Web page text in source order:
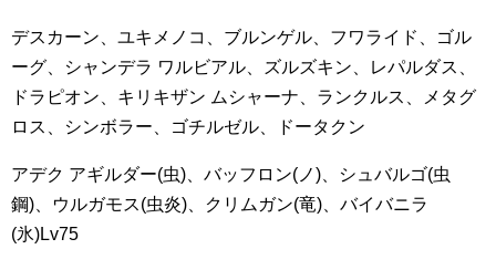
デスカーン、ユキメノコ、ブルンゲル、フワライド、ゴル
ーグ、シャンデラ ワルビアル、ズルズキン、レパルダス、
ドラピオン、キリキザン ムシャーナ、ランクルス、メタグ
ロス、シンボラー、ゴチルゼル、ドータクン
アデク アギルダー(虫)、バッフロン(ノ)、シュバルゴ(虫
鋼)、ウルガモス(虫炎)、クリムガン(竜)、バイバニラ
(氷)Lv75